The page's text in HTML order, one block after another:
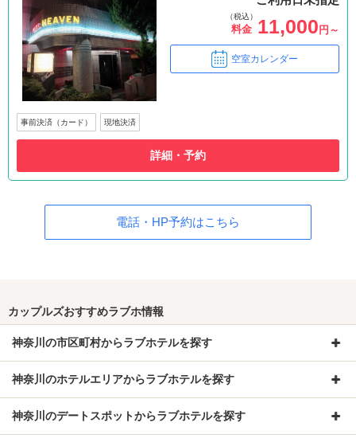
（税込）
料金 11,000 円～
空室カレンダー
事前決済（カード） 現地決済
詳細・予約
電話・HP予約はこちら
カップルズおすすめラブホ情報
神奈川の市区町村からラブホテルを探す
神奈川のホテルエリアからラブホテルを探す
神奈川のデートスポットからラブホテルを探す